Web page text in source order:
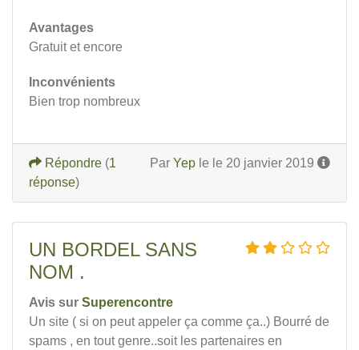
Avantages
Gratuit et encore
Inconvénients
Bien trop nombreux
Par Yep le le 20 janvier 2019
Répondre (1
réponse)
UN BORDEL SANS
NOM .
Avis sur Superencontre
Un site ( si on peut appeler ça comme ça..) Bourré de
spams , en tout genre..soit les partenaires en